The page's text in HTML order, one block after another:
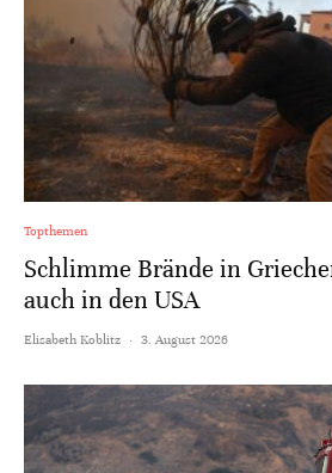
Topthemen
Schlimme Brände in
auch in den USA
Elisabeth Koblitz · 3. August 2026